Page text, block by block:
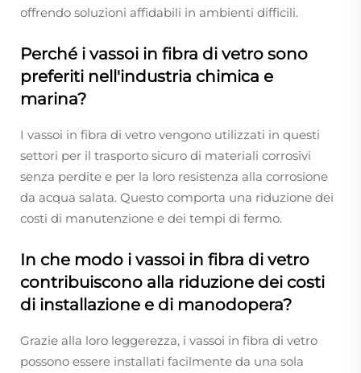
offrendo soluzioni affidabili in ambienti difficili.
Perché i vassoi in fibra di vetro sono
preferiti nell'industria chimica e
marina?
I vassoi in fibra di vetro vengono utilizzati in questi
settori per il trasporto sicuro di materiali corrosivi
senza perdite e per la loro resistenza alla corrosione
da acqua salata. Questo comporta una riduzione dei
costi di manutenzione e dei tempi di fermo.
In che modo i vassoi in fibra di vetro
contribuiscono alla riduzione dei costi
di installazione e di manodopera?
Grazie alla loro leggerezza, i vassoi in fibra di vetro
possono essere installati facilmente da una sola